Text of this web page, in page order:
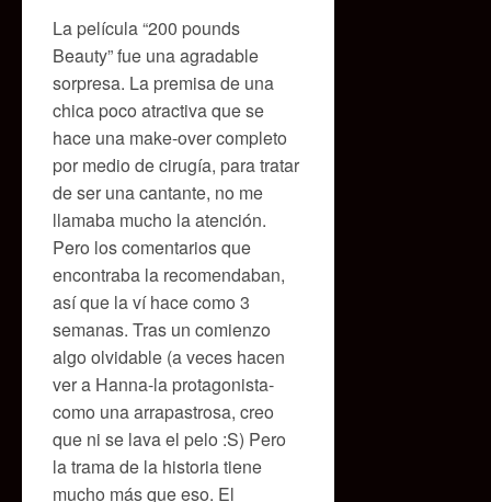
La película “200 pounds
Beauty” fue una agradable
sorpresa. La premisa de una
chica poco atractiva que se
hace una make-over completo
por medio de cirugía, para tratar
de ser una cantante, no me
llamaba mucho la atención.
Pero los comentarios que
encontraba la recomendaban,
así que la ví hace como 3
semanas. Tras un comienzo
algo olvidable (a veces hacen
ver a Hanna-la protagonista-
como una arrapastrosa, creo
que ni se lava el pelo :S) Pero
la trama de la historia tiene
mucho más que eso. El